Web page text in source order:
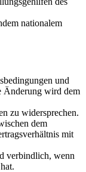
nationalem
und
Änderung wird dem
zu widersprechen.
dem
mit
verbindlich, wenn